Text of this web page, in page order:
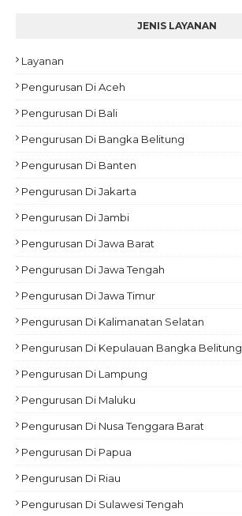
JENIS LAYANAN
Layanan
Pengurusan Di Aceh
Pengurusan Di Bali
Pengurusan Di Bangka Belitung
Pengurusan Di Banten
Pengurusan Di Jakarta
Pengurusan Di Jambi
Pengurusan Di Jawa Barat
Pengurusan Di Jawa Tengah
Pengurusan Di Jawa Timur
Pengurusan Di Kalimanatan Selatan
Pengurusan Di Kepulauan Bangka Belitung
Pengurusan Di Lampung
Pengurusan Di Maluku
Pengurusan Di Nusa Tenggara Barat
Pengurusan Di Papua
Pengurusan Di Riau
Pengurusan Di Sulawesi Tengah